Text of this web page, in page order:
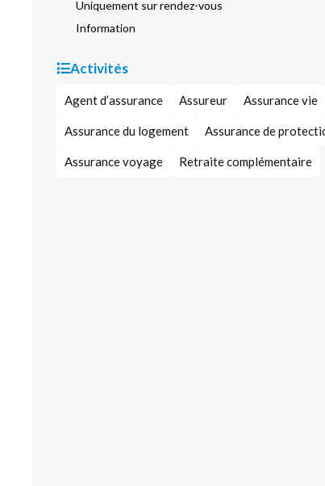
Uniquement sur rendez-vous
Information
Activités
Agent d’assurance Assureur Assurance vie
Assurance du logement Assurance de
Assurance voyage Retraite complémentaire